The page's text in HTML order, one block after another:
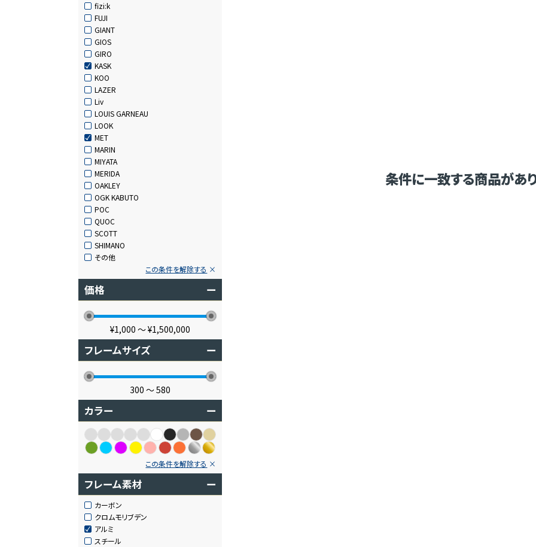
fizi:k
FUJI
GIANT
GIOS
GIRO
KASK
KOO
LAZER
Liv
LOUIS GARNEAU
LOOK
MET
MARIN
MIYATA
MERIDA
OAKLEY
OGK KABUTO
POC
QUOC
SCOTT
SHIMANO
その他
この条件を解除する
価格 ー
¥1,000 〜¥1,500,000
フレームサイズ ー
300 〜580
カラー ー
この条件を解除する
フレーム素材 ー
カーボン
クロムモリブデン
アルミ
スチール
条件に一致する商品があ